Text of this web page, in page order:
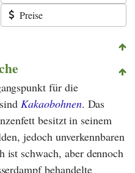
Preise
für die
Kakaobohnen. Das
besitzt in seinem
jedoch unverkennbaren
ist schwach, aber dennoch
behandelte